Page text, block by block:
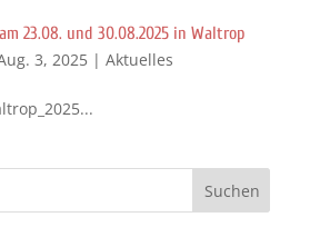
23.08. und 30.08.2025 in Waltrop
3, 2025| Aktuelles